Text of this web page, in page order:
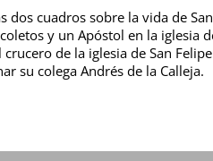
dos cuadros sobre la vida de
y un Apóstol en la iglesia
de la iglesia de San
su colega Andrés de la Calleja.